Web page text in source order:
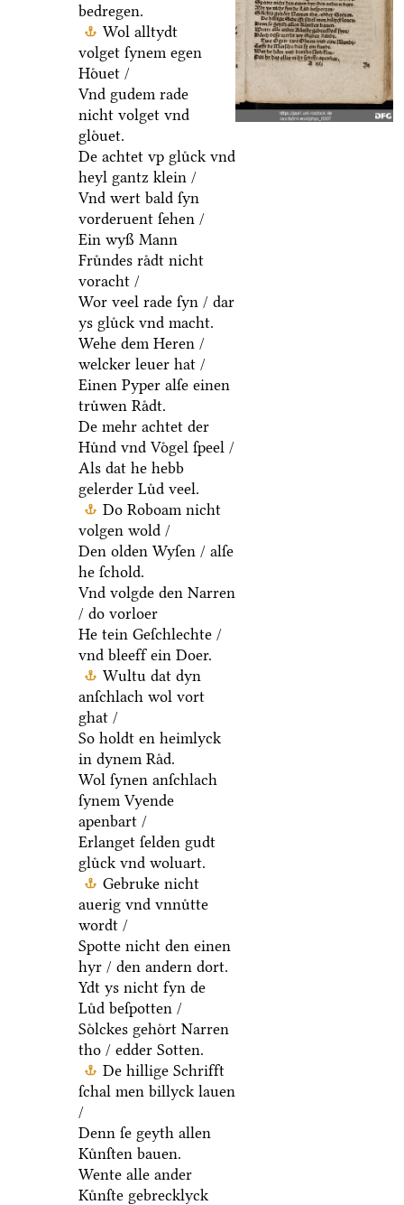
bedregen.
Wol alltydt
volget ſynem egen
Hoͤuet /
Vnd gudem rade
nicht volget vnd
gloͤuet.
De achtet vp gluͤck vnd
heyl gantz klein /
Vnd wert bald ſyn
vorderuent ſehen /
Ein wyß Mann
Fruͤndes raͤdt nicht
voracht /
Wor veel rade ſyn / dar
ys gluͤck vnd macht.
Wehe dem Heren /
welcker leuer hat /
Einen Pyper alſe einen
truͤwen Raͤdt.
De mehr achtet der
Huͤnd vnd Voͤgel ſpeel /
Als dat he hebb
gelerder Luͤd veel.
Do Roboam nicht
volgen wold /
Den olden Wyſen / alſe
he ſchold.
Vnd volgde den Narren
/ do vorloer
He tein Geſchlechte /
vnd bleeff ein Doer.
Wultu dat dyn
anſchlach wol vort
ghat /
So holdt en heimlyck
in dynem Raͤd.
Wol ſynen anſchlach
ſynem Vyende
apenbart /
Erlanget ſelden gudt
gluͤck vnd woluart.
Gebruke nicht
auerig vnd vnnuͤtte
wordt /
Spotte nicht den einen
hyr / den andern dort.
Ydt ys nicht fyn de
Luͤd beſpotten /
Soͤlckes gehoͤrt Narren
tho / edder Sotten.
De hillige Schrifft
ſchal men billyck lauen
/
Denn ſe geyth allen
Kuͤnſten bauen.
Wente alle ander
Kuͤnſte gebrecklyck